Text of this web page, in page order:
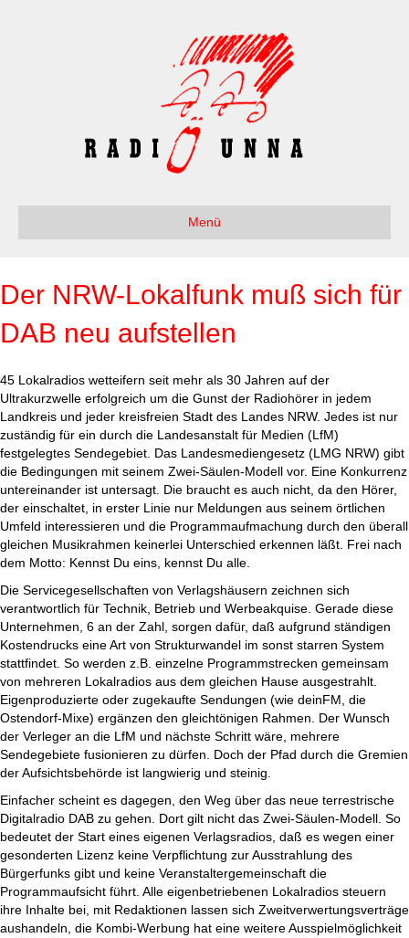
Menü
Der NRW-Lokalfunk muß sich für
DAB neu aufstellen
45 Lokalradios wetteifern seit mehr als 30 Jahren auf der
Ultrakurzwelle erfolgreich um die Gunst der Radiohörer in jedem
Landkreis und jeder kreisfreien Stadt des Landes NRW. Jedes ist nur
zuständig für ein durch die Landesanstalt für Medien (LfM)
festgelegtes Sendegebiet. Das Landesmediengesetz (LMG NRW) gibt
die Bedingungen mit seinem Zwei-Säulen-Modell vor. Eine Konkurrenz
untereinander ist untersagt. Die braucht es auch nicht, da den Hörer,
der einschaltet, in erster Linie nur Meldungen aus seinem örtlichen
Umfeld interessieren und die Programmaufmachung durch den überall
gleichen Musikrahmen keinerlei Unterschied erkennen läßt. Frei nach
dem Motto: Kennst Du eins, kennst Du alle.
Die Servicegesellschaften von Verlagshäusern zeichnen sich
verantwortlich für Technik, Betrieb und Werbeakquise. Gerade diese
Unternehmen, 6 an der Zahl, sorgen dafür, daß aufgrund ständigen
Kostendrucks eine Art von Strukturwandel im sonst starren System
stattfindet. So werden z.B. einzelne Programmstrecken gemeinsam
von mehreren Lokalradios aus dem gleichen Hause ausgestrahlt.
Eigenproduzierte oder zugekaufte Sendungen (wie deinFM, die
Ostendorf-Mixe) ergänzen den gleichtönigen Rahmen. Der Wunsch
der Verleger an die LfM und nächste Schritt wäre, mehrere
Sendegebiete fusionieren zu dürfen. Doch der Pfad durch die Gremien
der Aufsichtsbehörde ist langwierig und steinig.
Einfacher scheint es dagegen, den Weg über das neue terrestrische
Digitalradio DAB zu gehen. Dort gilt nicht das Zwei-Säulen-Modell. So
bedeutet der Start eines eigenen Verlagsradios, daß es wegen einer
gesonderten Lizenz keine Verpflichtung zur Ausstrahlung des
Bürgerfunks gibt und keine Veranstaltergemeinschaft die
Programmaufsicht führt. Alle eigenbetriebenen Lokalradios steuern
ihre Inhalte bei, mit Redaktionen lassen sich Zweitverwertungsverträge
aushandeln, die Kombi-Werbung hat eine weitere Ausspielmöglichkeit